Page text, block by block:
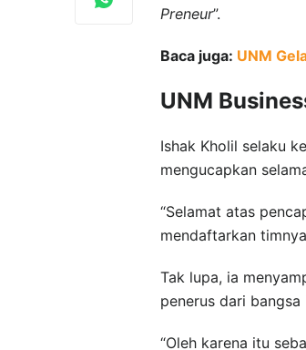
Preneur”.
Baca juga: UNM
UNM
Ishak Kholil selaku
mengucapkan
“Selamat atas
mendaftarkan
Tak lupa, ia
penerus dari
“Oleh karena itu